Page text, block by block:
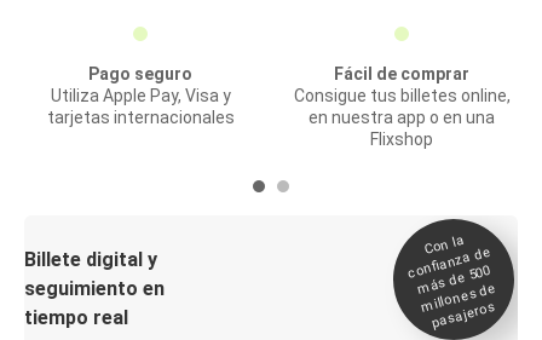
Pago seguro
Utiliza Apple Pay, Visa y
tarjetas internacionales
Fácil de comprar
Consigue tus billetes online,
en nuestra app o en una
Flixshop
Billete digital y
seguimiento en
tiempo real
Con la
confianza de
más de 500
millones de
pasajeros